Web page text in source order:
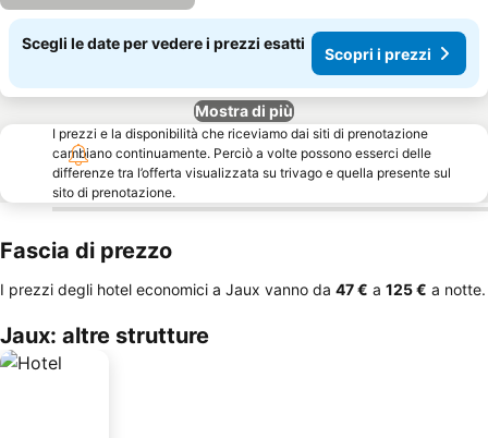
Scegli le date per vedere i prezzi esatti
Scopri i prezzi
Mostra di più
I prezzi e la disponibilità che riceviamo dai siti di prenotazione
cambiano continuamente. Perciò a volte possono esserci delle
differenze tra l’offerta visualizzata su trivago e quella presente sul
sito di prenotazione.
Fascia di prezzo
I prezzi degli hotel economici a Jaux vanno da ‎47 € a ‎125 € a notte.
Jaux: altre strutture